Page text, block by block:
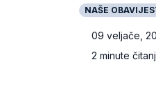
NAŠE
09 veljače,
2 minute